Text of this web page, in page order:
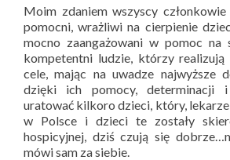
Moim zdaniem wszyscy
pomocni, wrażliwi na cierpienie
mocno zaangażowani w pomoc na
kompetentni ludzie, którzy realizują
cele, mając na uwadze najwyższe
dzięki ich pomocy, determinacji
uratować kilkoro dzieci, który,
w Polsce i dzieci te zostały
hospicyjnej, dziś czują się
mówi sam za siebie.